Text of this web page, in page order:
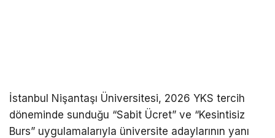
İstanbul Nişantaşı Üniversitesi, 2026 YKS tercih
döneminde sunduğu “Sabit Ücret” ve “Kesintisiz
Burs” uygulamalarıyla üniversite adaylarının yanı